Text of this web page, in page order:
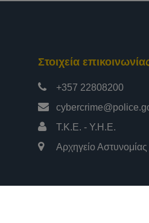
Στοιχεία
+357 22808200
Τ.Κ.Ε. - Υ.Η.Ε.
Αρχηγείο Αστυνομίας